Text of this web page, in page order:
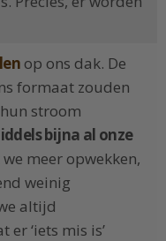
op ons dak. De
formaat zouden
stroom
bijna al onze
meer opwekken,
weinig
altijd
‘iets mis is’